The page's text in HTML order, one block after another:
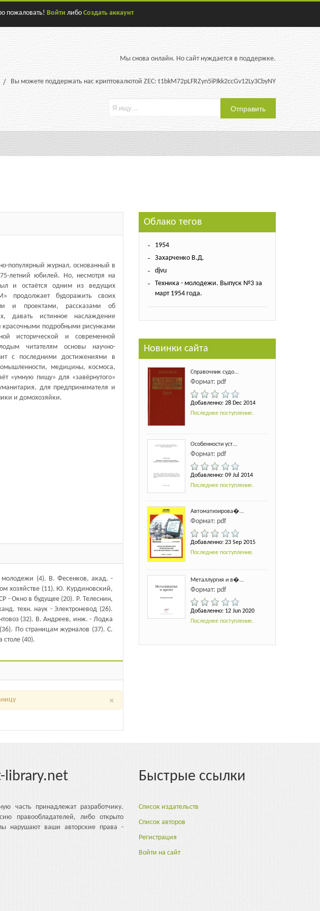
пожаловать! Войти либо Создать аккаунт
Мы снова онлайн. Но сайт нуждается в поддержке.
Вы можете поддержать нас криптовалютой ZEC: t1bkM72pLFRZyn5iPJkk2ccGv12Ly3CbyNY
популярный журнал, основанный в
летний юбилей. Но, несмотря на
и остаётся одним из ведущих
продолжает будоражить своих
и проектами, рассказами об
давать истинное наслаждение
красочными подробными рисунками
исторической и современной
читателям основы научно-
с последними достижениями в
медицины, космоса,
«умную пищу» для «завёрнутого»
для предпринимателя и
и домохозяйки.
(4). В. Фесенков, акад. -
хозяйстве (11). Ю. Курдиновский,
- Окно в будущее (20). Р. Телеснин,
техн. наук - Электроневод (26).
(32). В. Андреев, инж. - Лодка
По страницам журналов (37). С.
столе (40).
×
Облако тегов
1954
Захарченко В.Д.
djvu
Техника - молодежи. Выпуск №3 за
март 1954 года.
Новинки сайта
Справочник судо...
Формат: pdf
Добавленно: 28 Dec 2014
Последнее поступление.
Особенности уст...
Формат: pdf
Добавленно: 09 Jul 2014
Последнее поступление.
Автоматизирова�...
Формат: pdf
Добавленно: 23 Sep 2015
Последнее поступление.
Металлургия и в�...
Формат: pdf
Добавленно: 12 Jun 2020
Последнее поступление.
library.net
часть принадлежат разработчику.
правообладателей, либо открыто
нарушают ваши авторские права -
Быстрые ссылки
Список издательств
Список авторов
Регистрация
Войти на сайт